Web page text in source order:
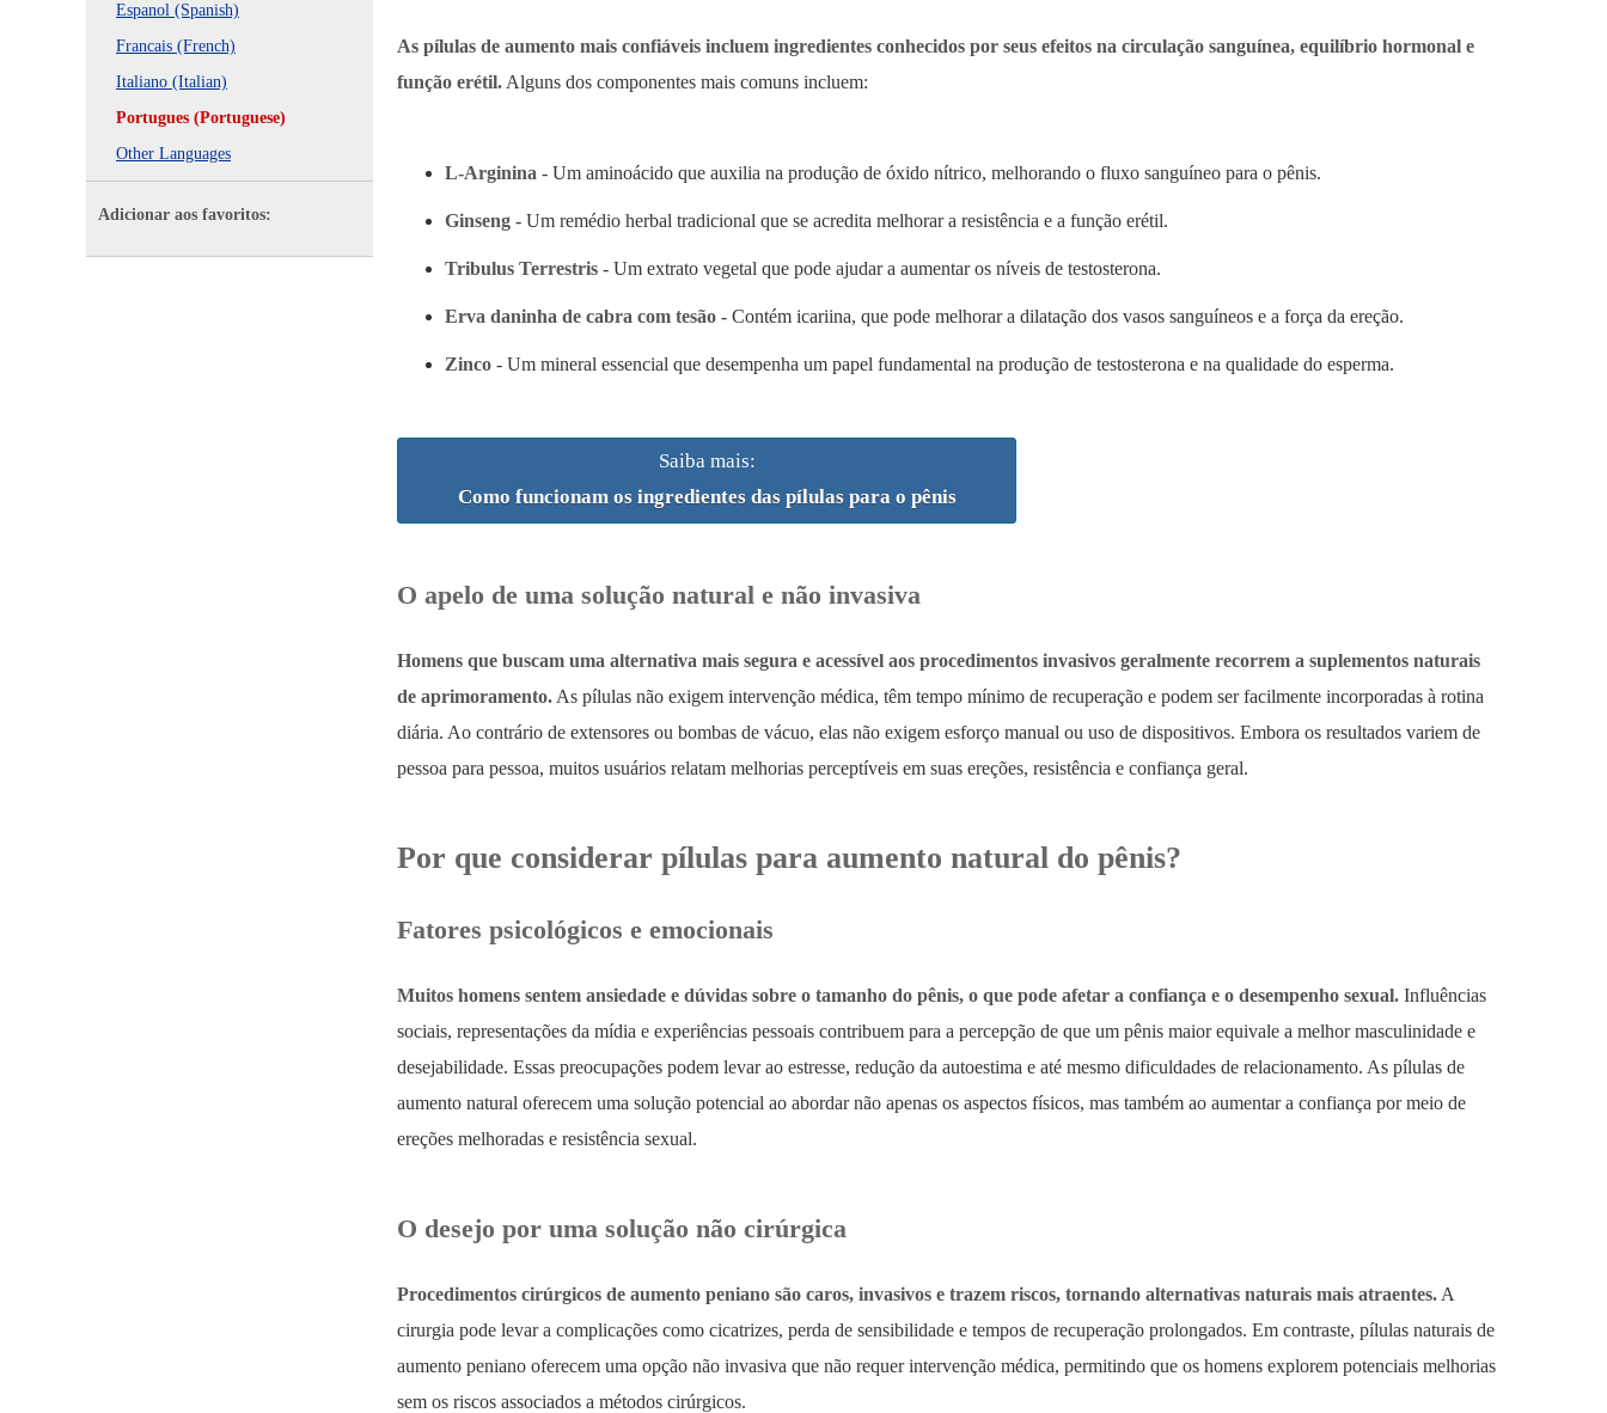
Espanol (Spanish)
Francais (French)
Italiano (Italian)
Portugues (Portuguese)
Other Languages
Adicionar aos favoritos:
As pílulas de aumento mais confiáveis ​​incluem ingredientes conhecidos por seus efeitos na circulação sanguínea, equilíbrio hormonal e
função erétil. Alguns dos componentes mais comuns incluem:
L-Arginina - Um aminoácido que auxilia na produção de óxido nítrico, melhorando o fluxo sanguíneo para o pênis.
Ginseng - Um remédio herbal tradicional que se acredita melhorar a resistência e a função erétil.
Tribulus Terrestris - Um extrato vegetal que pode ajudar a aumentar os níveis de testosterona.
Erva daninha de cabra com tesão - Contém icariina, que pode melhorar a dilatação dos vasos sanguíneos e a força da ereção.
Zinco - Um mineral essencial que desempenha um papel fundamental na produção de testosterona e na qualidade do esperma.
Saiba mais:
Como funcionam os ingredientes das pílulas para o pênis
O apelo de uma solução natural e não invasiva
Homens que buscam uma alternativa mais segura e acessível aos procedimentos invasivos geralmente recorrem a suplementos naturais
de aprimoramento. As pílulas não exigem intervenção médica, têm tempo mínimo de recuperação e podem ser facilmente incorporadas à rotina
diária. Ao contrário de extensores ou bombas de vácuo, elas não exigem esforço manual ou uso de dispositivos. Embora os resultados variem de
pessoa para pessoa, muitos usuários relatam melhorias perceptíveis em suas ereções, resistência e confiança geral.
Por que considerar pílulas para aumento natural do pênis?
Fatores psicológicos e emocionais
Muitos homens sentem ansiedade e dúvidas sobre o tamanho do pênis, o que pode afetar a confiança e o desempenho sexual. Influências
sociais, representações da mídia e experiências pessoais contribuem para a percepção de que um pênis maior equivale a melhor masculinidade e
desejabilidade. Essas preocupações podem levar ao estresse, redução da autoestima e até mesmo dificuldades de relacionamento. As pílulas de
aumento natural oferecem uma solução potencial ao abordar não apenas os aspectos físicos, mas também ao aumentar a confiança por meio de
ereções melhoradas e resistência sexual.
O desejo por uma solução não cirúrgica
Procedimentos cirúrgicos de aumento peniano são caros, invasivos e trazem riscos, tornando alternativas naturais mais atraentes. A
cirurgia pode levar a complicações como cicatrizes, perda de sensibilidade e tempos de recuperação prolongados. Em contraste, pílulas naturais de
aumento peniano oferecem uma opção não invasiva que não requer intervenção médica, permitindo que os homens explorem potenciais melhorias
sem os riscos associados a métodos cirúrgicos.